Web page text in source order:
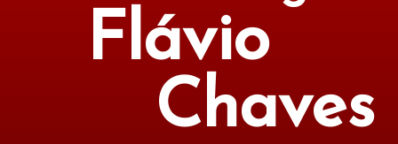
Flávio
Chaves